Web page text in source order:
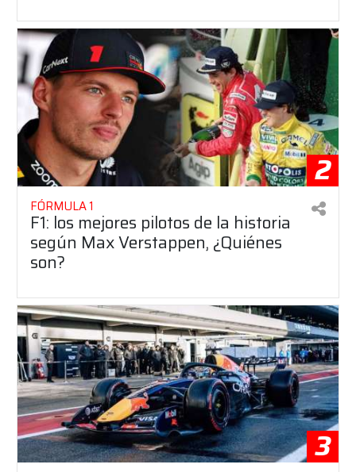
2
FÓRMULA 1
F1: los mejores pilotos de la historia
según Max Verstappen, ¿Quiénes
son?
3